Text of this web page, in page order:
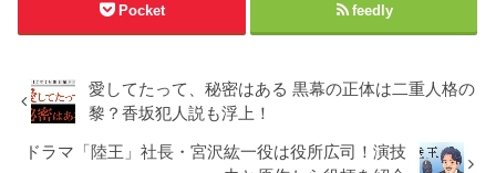
Pocket feedly
愛してたって、秘密はある 黒幕の正体は二重人格の
黎？香坂犯人説も浮上！
ドラマ「陸王」社長・宮沢紘一役は役所広司！演技